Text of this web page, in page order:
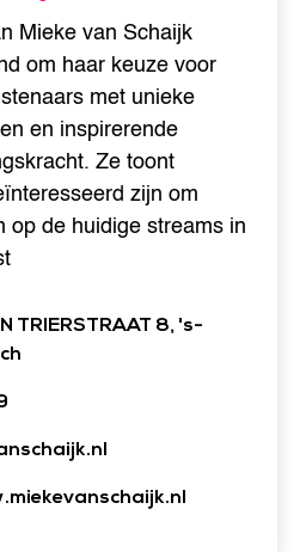
Mieke van Schaijk
om haar keuze voor
met unieke
en inspirerende
Ze toont
zijn om
op de huidige streams in
TRIERSTRAAT 8, 's-